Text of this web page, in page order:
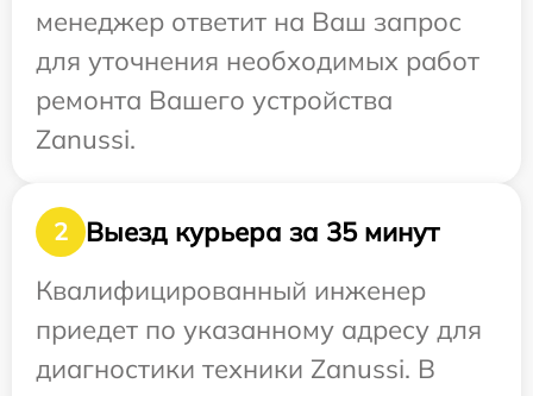
менеджер ответит на Ваш запрос
для уточнения необходимых работ
ремонта Вашего устройства
Zanussi.
2
Выезд курьера за 35 минут
Квалифицированный инженер
приедет по указанному адресу для
диагностики техники Zanussi. В